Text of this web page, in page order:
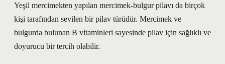
Yeşil mercimekten yapılan mercimek-bulgur pilavı da birçok
kişi tarafından sevilen bir pilav türüdür. Mercimek ve
bulgurda bulunan B vitaminleri sayesinde pilav için sağlıklı ve
doyurucu bir tercih olabilir.